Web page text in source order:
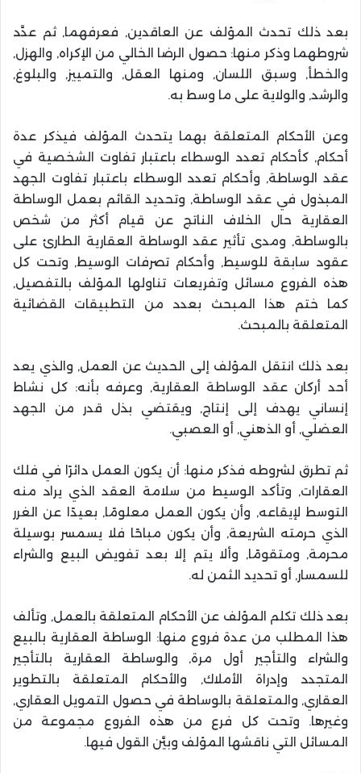
بعد ذلك تحدث المؤلف عن العاقدين, فعرفهما, ثم عدَّد
شروطهما وذكر منها: حصول الرضا الخالي من الإكراه, والهزل,
والخطأ, وسبق اللسان, ومنها العقل, والتمييز, والبلوغ,
والرشد, والولاية على ما وسط به.
وعن الأحكام المتعلقة بهما يتحدث المؤلف فيذكر عدة
أحكام, كأحكام تعدد الوسطاء باعتبار تفاوت الشخصية في
عقد الوساطة, وأحكام تعدد الوسطاء باعتبار تفاوت الجهد
المبذول في عقد الوساطة, وتحديد القائم بعمل الوساطة
العقارية حال الخلاف الناتج عن قيام أكثر من شخص
بالوساطة, ومدى تأثير عقد الوساطة العقارية الطارئ على
عقود سابقة للوسيط, وأحكام تصرفات الوسيط, وتحت كل
هذه الفروع مسائل وتفريعات تناولها المؤلف بالتفصيل,
كما ختم هذا المبحث بعدد من التطبيقات القضائية
المتعلقة بالمبحث.
بعد ذلك انتقل المؤلف إلى الحديث عن العمل, والذي يعد
أحد أركان عقد الوساطة العقارية, وعرفه بأنه: كل نشاط
إنساني يهدف إلى إنتاج, ويقتضي بذل قدر من الجهد
العضلي, أو الذهني, أو العصبي.
ثم تطرق لشروطه فذكر منها: أن يكون العمل دائرًا في فلك
العقارات, وتأكد الوسيط من سلامة العقد الذي يراد منه
التوسط لإيقاعه, وأن يكون العمل معلومًا, بعيدًا عن الغرر
الذي حرمته الشريعة, وأن يكون مباحًا فلا يسمسر بوسيلة
محرمة, ومتقومًا, وألا يتم إلا بعد تفويض البيع والشراء
للسمسار, أو تحديد الثمن له.
بعد ذلك تكلم المؤلف عن الأحكام المتعلقة بالعمل, وتألف
هذا المطلب من عدة فروع منها: الوساطة العقارية بالبيع
والشراء والتأجير أول مرة, والوساطة العقارية بالتأجير
المتجدد وإدراة الأملاك, والأحكام المتعلقة بالتطوير
العقاري, والمتعلقة بالوساطة في حصول التمويل العقاري,
وغيرها. وتحت كل فرع من هذه الفروع مجموعة من
المسائل التي ناقشها المؤلف وبيَّن القول فيها.